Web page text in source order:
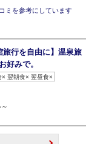
ミを参考にしています
旅行を自由に】温泉旅
好みで。
× 翌朝食× 翌昼食×